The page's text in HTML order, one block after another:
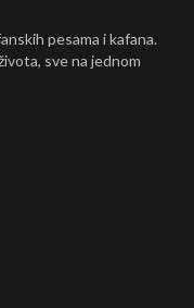
pesama i kafana.
sve na jednom